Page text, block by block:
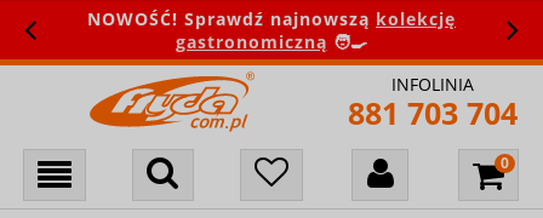
NOWOŚĆ! Sprawdź najnowszą kolekcję
gastronomiczną 🧑‍🍳
INFOLINIA
881 703 704